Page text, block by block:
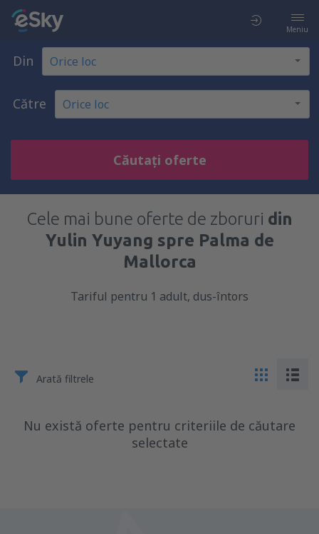
Meniu
Din
Către
Căutați oferte
Cele mai bune oferte de zboruri din
Yulin Yuyang spre Palma de
Mallorca
Tariful pentru 1 adult, dus-întors
Arată filtrele
Nu există oferte pentru criteriile de căutare
selectate